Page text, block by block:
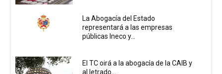
La Abogacía del Estado
representará a las empresas
públicas Ineco y...
El TC oirá a la abogacía de la CAIB y
al letrado...